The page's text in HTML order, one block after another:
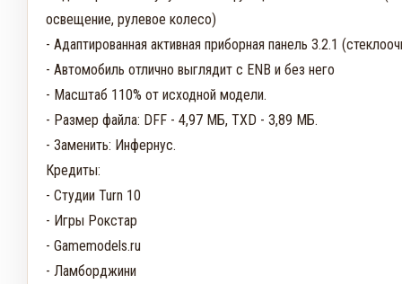
освещение, рулевое колесо)
- Адаптированная активная приборная панель 3.2.1
- Автомобиль отлично выглядит с ENB и без него
- Масштаб 110% от исходной модели.
- Размер файла: DFF - 4,97 МБ, TXD - 3,89 МБ.
- Заменить: Инфернус.
Кредиты:
- Студии Turn 10
- Игры Рокстар
- Gamemodels.ru
- Ламборджини